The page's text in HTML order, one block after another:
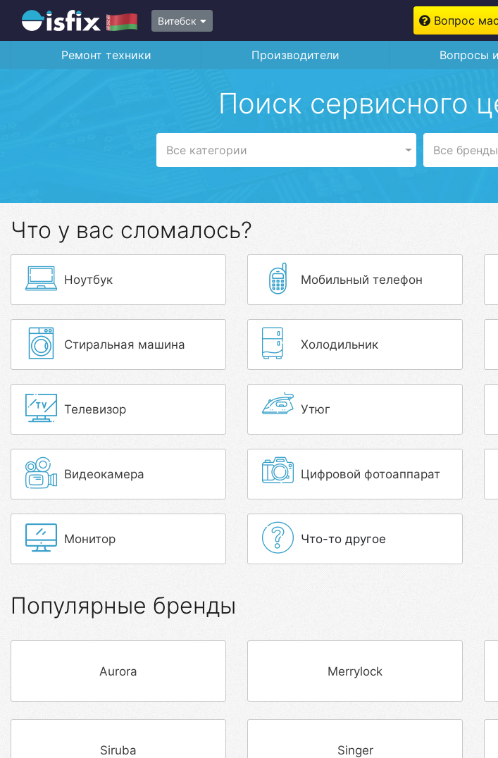
Витебск Вопрос
Ремонт техники Производители Вопросы
Поиск сервисного
Все категории Все бренды
Что у вас сломалось?
Ноутбук Мобильный телефон
Стиральная машина Холодильник
Телевизор Утюг
Видеокамера Цифровой фотоаппарат
Монитор Что-то другое
Популярные бренды
Aurora Merrylock
Siruba Singer